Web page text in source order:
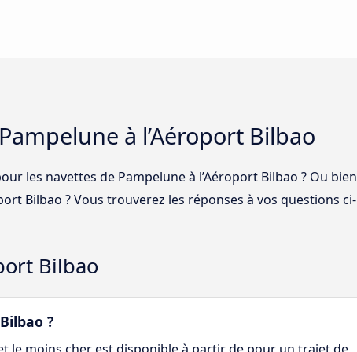
à l’Aéroport Bilbao
les navettes de Pampelune à l’Aéroport Bilbao ? Ou bien
Bilbao ? Vous trouverez les réponses à vos questions ci-
Bilbao
?